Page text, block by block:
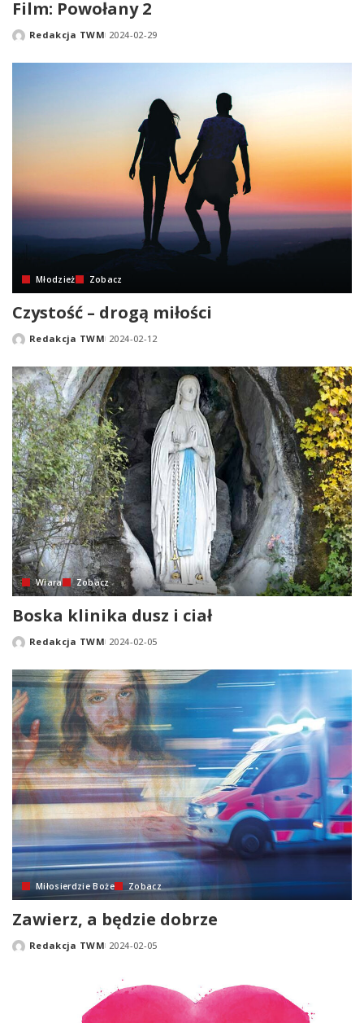
Film: Powołany 2
PostedRedakcja TWM 2024-02-29
Młodzież Zobacz
Czystość – drogą miłości
PostedRedakcja TWM 2024-02-12
Wiara Zobacz
Boska klinika dusz i ciał
PostedRedakcja TWM 2024-02-05
Miłosierdzie Boże Zobacz
Zawierz, a będzie dobrze
PostedRedakcja TWM 2024-02-05